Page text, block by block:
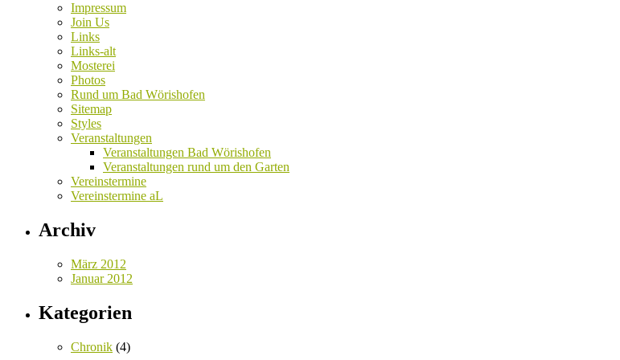
Impressum
Join Us
Links
Links-alt
Mosterei
Photos
Rund um Bad Wörishofen
Sitemap
Styles
Veranstaltungen
Veranstaltungen Bad Wörishofen
Veranstaltungen rund um den Garten
Vereinstermine
Vereinstermine aL
Archiv
März 2012
Januar 2012
Kategorien
Chronik (4)